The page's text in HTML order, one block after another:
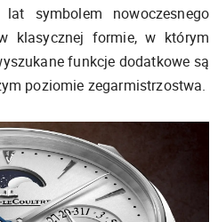
symbolem nowoczesnego
klasycznej formie, w którym
funkcje dodatkowe są
poziomie zegarmistrzostwa.